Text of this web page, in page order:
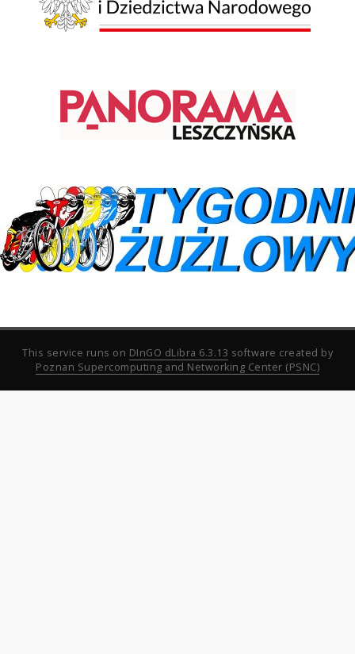
This service runs on DInGO dLibra 6.3.13 software created by
Poznan Supercomputing and Networking Center (PSNC)